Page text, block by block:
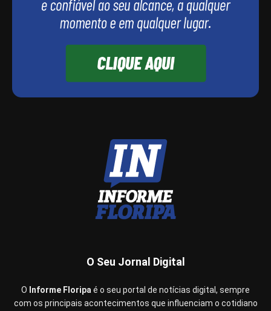
O Seu Jornal Digital
O Informe Floripaé o seu portal de notícias digital, sempre
com os principais acontecimentos que influenciam o cotidiano